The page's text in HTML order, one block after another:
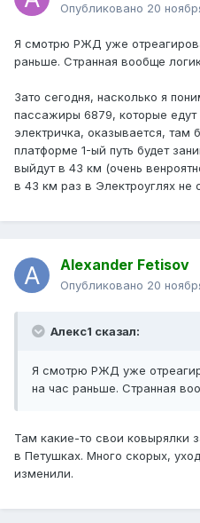
Опубликовано 20
Я смотрю РЖД уже
раньше. Странная вообще
Зато сегодня, насколько я
пассажиры 6879, которые едут
электричка, оказывается, там
платформе 1-ый путь будет
выйдут в 43 км (очень
в 43 км раз в Электроуглях не
Alexander Fetisov
Опубликовано 20
Алекс1 сказал:
Я смотрю РЖД уже
на час раньше. Странная
Там какие-то свои ковырялки
в Петушках. Много скорых,
изменили.